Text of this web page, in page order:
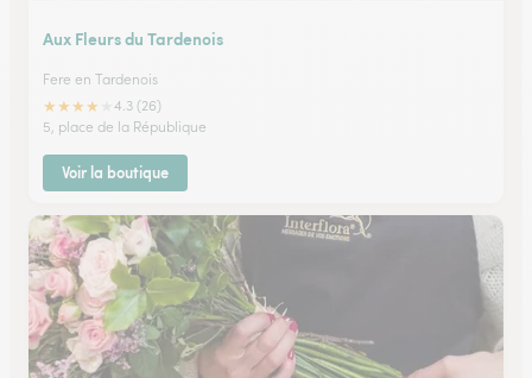
Aux Fleurs du Tardenois
Fere en Tardenois
★★★★
4.3 (26)
5, place de la République
Voir la boutique